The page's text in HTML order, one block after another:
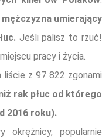
umierający
Jeśli palisz to rzuć!
pracy i życia.
z 97 822 zgonami
rak płuc od którego
2016 roku).
okrężnicy, popularnie